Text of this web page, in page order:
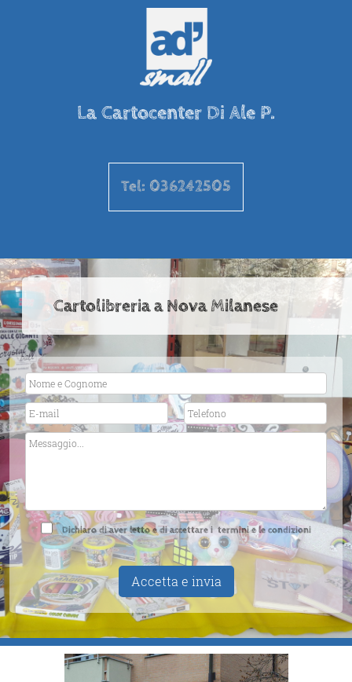
La Cartocenter Di Ale P.
Tel: 036242505
Cartolibreria a Nova Milanese
Dichiaro di aver letto e di accettare i termini e le condizioni
Accetta e invia